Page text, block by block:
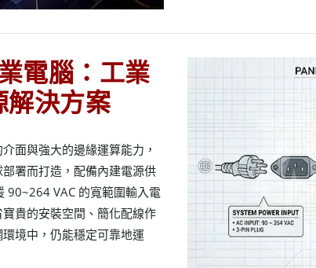
電腦：工業
決方案
面與強大的邊緣運算能力，
署而打造，配備內建電源供
90~264 VAC 的寬範圍輸入電
貴的安裝空間、簡化配線作
境中，仍能穩定可靠地運